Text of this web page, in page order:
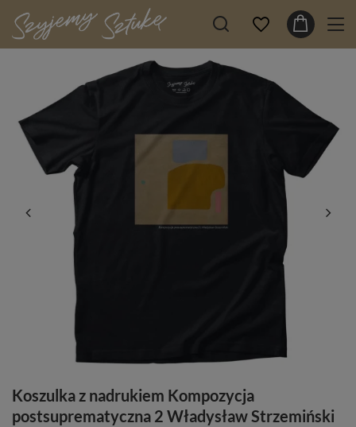
Koszulka z nadrukiem Kompozycja
postsuprematyczna 2 Władysław Strzemiński